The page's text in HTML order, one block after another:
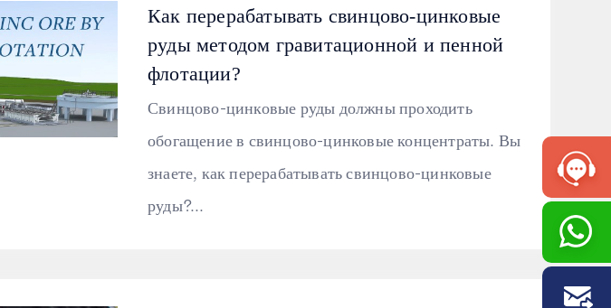
Как перерабатывать свинцово-цинковые
руды методом гравитационной и пенной
флотации?
Свинцово-цинковые руды должны проходить
обогащение в свинцово-цинковые концентраты. Вы
знаете, как перерабатывать свинцово-цинковые
руды?...